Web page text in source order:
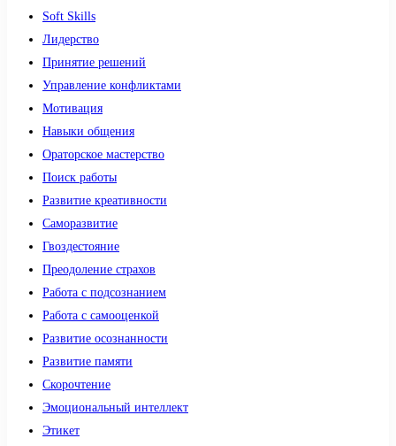
Soft Skills
Лидерство
Принятие решений
Управление конфликтами
Мотивация
Навыки общения
Ораторское мастерство
Поиск работы
Развитие креативности
Саморазвитие
Гвоздестояние
Преодоление страхов
Работа с подсознанием
Работа с самооценкой
Развитие осознанности
Развитие памяти
Скорочтение
Эмоциональный интеллект
Этикет